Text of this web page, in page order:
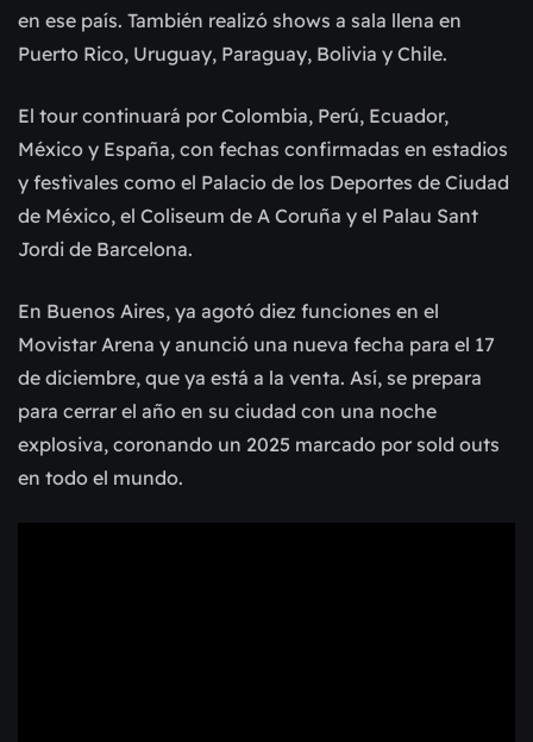
en ese país. También realizó shows a sala llena en
Puerto Rico, Uruguay, Paraguay, Bolivia y Chile.
El tour continuará por Colombia, Perú, Ecuador,
México y España, con fechas confirmadas en estadios
y festivales como el Palacio de los Deportes de Ciudad
de México, el Coliseum de A Coruña y el Palau Sant
Jordi de Barcelona.
En Buenos Aires, ya agotó diez funciones en el
Movistar Arena y anunció una nueva fecha para el 17
de diciembre, que ya está a la venta. Así, se prepara
para cerrar el año en su ciudad con una noche
explosiva, coronando un 2025 marcado por sold outs
en todo el mundo.